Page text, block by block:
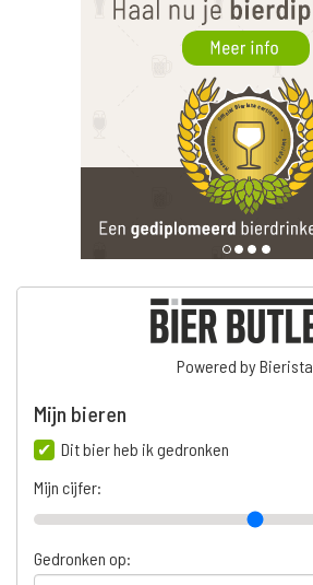
Powered by Bierista
Mijn bieren
Dit bier heb ik gedronken
Mijn cijfer:
Gedronken op: